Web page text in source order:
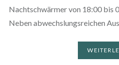
Nachtschwärmer von 18:00 bis
Neben abwechslungsreichen